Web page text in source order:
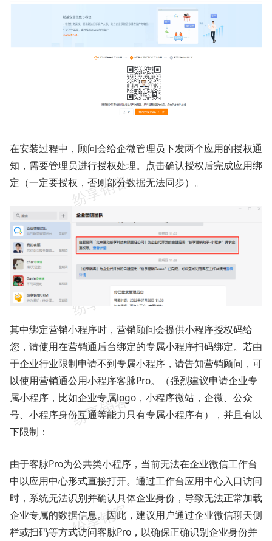
在安装过程中，顾问会给企微管理员下发两个应用的授权通
知，需要管理员进行授权处理。点击确认授权后完成应用绑
定（一定要授权，否则部分数据无法同步）。
其中绑定营销小程序时，营销顾问会提供小程序授权码给
您，请使用在营销通后台绑定的专属小程序扫码绑定。若由
于企业行业限制申请不到专属小程序，请告知营销顾问，可
以使用营销通公用小程序客脉Pro。（强烈建议申请企业专
属小程序，比如企业专属logo，小程序微站，企微、公众
号、小程序身份互通等能力只有专属小程序有），并且有以
下限制：
由于客脉Pro为公共类小程序，当前无法在企业微信工作台
中以应用中心形式直接打开。通过工作台应用中心入口访问
时，系统无法识别并确认具体企业身份，导致无法正常加载
企业专属的数据信息。因此，建议用户通过企业微信聊天侧
栏或扫码等方式访问客脉Pro，以确保正确识别企业身份并